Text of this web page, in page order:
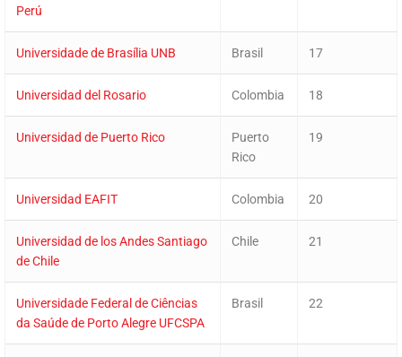
Perú
Universidade de Brasília UNB Brasil 17
Universidad del Rosario Colombia 18
Universidad de Puerto Rico
Puerto
Rico
19
Universidad EAFIT Colombia 20
Universidad de los Andes Santiago
de Chile
Chile 21
Universidade Federal de Ciências
da Saúde de Porto Alegre UFCSPA
Brasil 22